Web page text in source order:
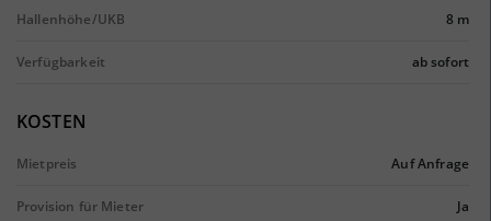
Hallenhöhe/UKB 8 m
Verfügbarkeit ab sofort
KOSTEN
Mietpreis Auf Anfrage
Provision für Mieter Ja